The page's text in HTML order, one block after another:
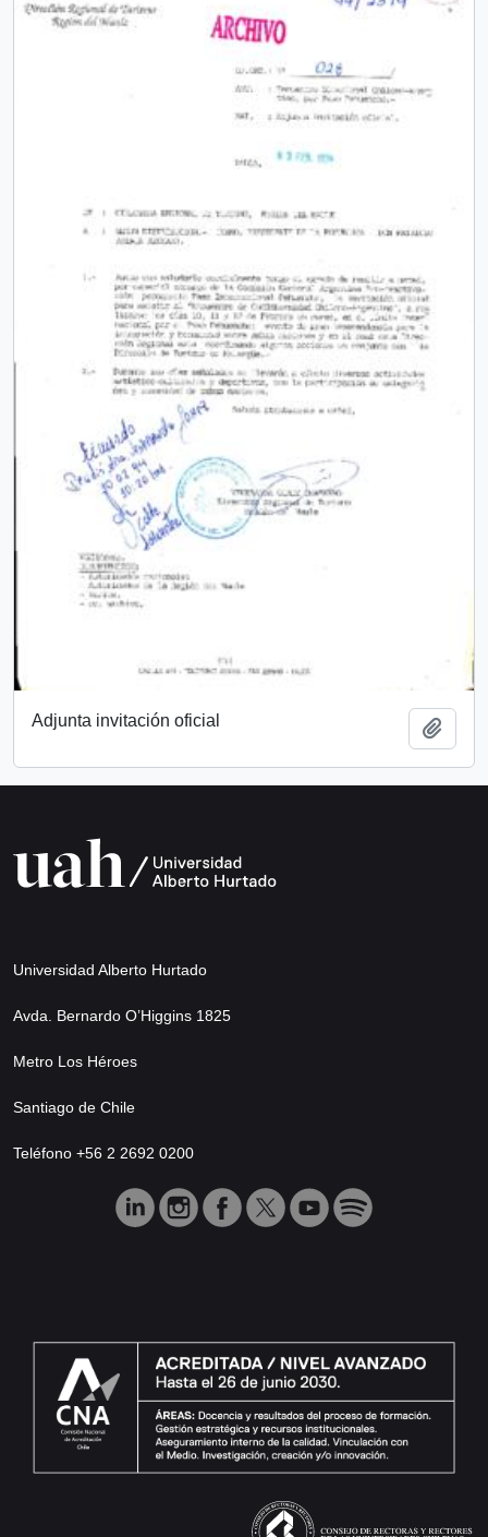
Adjunta invitación oficial
Universidad Alberto Hurtado
Avda. Bernardo O’Higgins 1825
Metro Los Héroes
Santiago de Chile
Teléfono +56 2 2692 0200